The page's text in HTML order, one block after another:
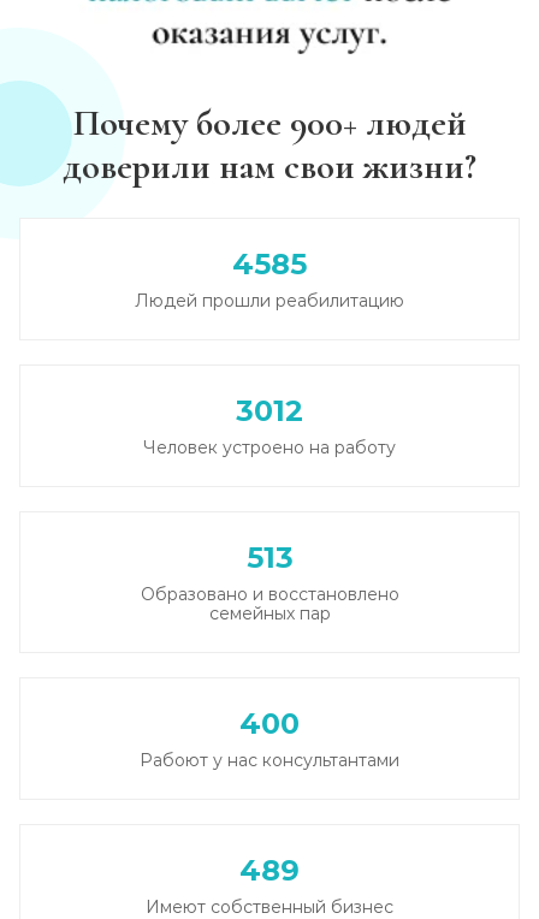
Почему более 900+ людей
доверили нам свои жизни?
4585
Людей прошли реабилитацию
3012
Человек устроено на работу
513
Образовано и восстановлено
семейных пар
400
Рабоют у нас консультантами
489
Имеют собственный бизнес